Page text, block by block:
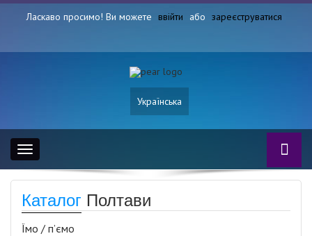
Ласкаво просимо! Ви можете ввійти або зареєструватися
Українська
Toggle
navigation
Каталог Полтави
Їмо / п’ємо